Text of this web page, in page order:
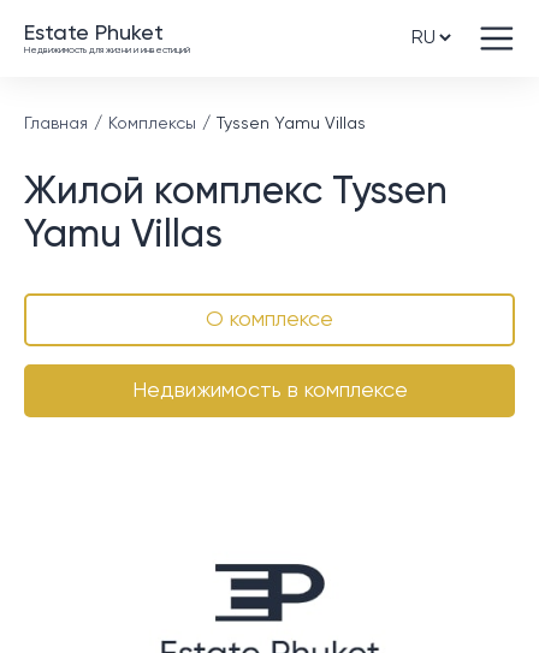
Estate Phuket
Недвижимость для жизни и инвестиций
Главная Комплексы Tyssen Yamu Villas
Жилой комплекс Tyssen
Yamu Villas
О комплексе
Недвижимость в комплексе